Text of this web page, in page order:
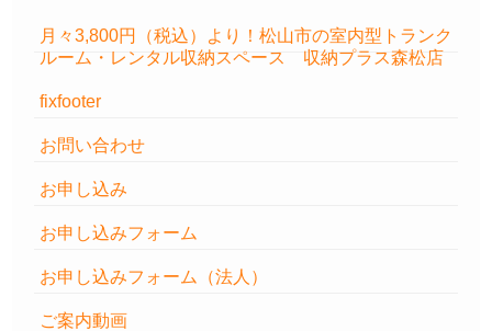
月々3,800円（税込）より！松山市の室内型トランク
ルーム・レンタル収納スペース 収納プラス森松店
fixfooter
お問い合わせ
お申し込み
お申し込みフォーム
お申し込みフォーム（法人）
ご案内動画